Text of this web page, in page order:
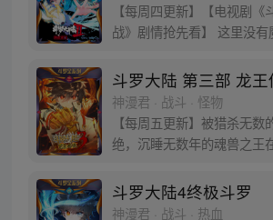
【每周四更新】【电视剧《
战》剧情抢先看】 这里没有
后的斗罗大陆上，唐门式微
浩横空出世，一切的神奇都
门暗器能否重振雄风，唐门
一切尽绝世唐门！
斗罗大陆 第三部 龙王
神漫君 · 战斗 · 怪物
【每周五更新】被猎杀无数
绝，沉睡无数年的魂兽之王
魂”遇上执着而顽强的少年唐
的武魂传奇将再次被书写。
斗罗大陆4终极斗罗
神漫君 · 战斗 · 热血